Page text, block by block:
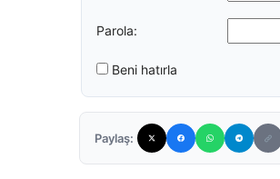
Parola:
Beni hatırla
Paylaş: